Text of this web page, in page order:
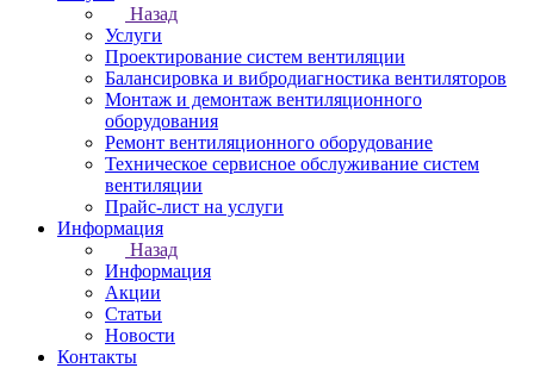
Назад
Услуги
Проектирование систем вентиляции
Балансировка и вибродиагностика вентиляторов
Монтаж и демонтаж вентиляционного
оборудования
Ремонт вентиляционного оборудование
Техническое сервисное обслуживание систем
вентиляции
Прайс-лист на услуги
Информация
Назад
Информация
Акции
Статьи
Новости
Контакты